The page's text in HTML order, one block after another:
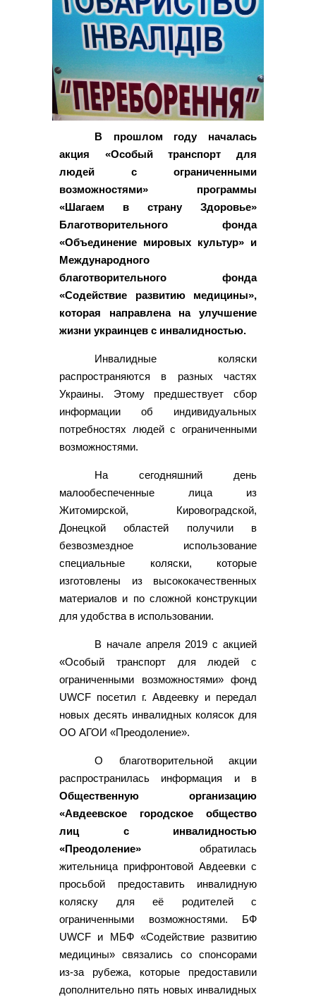
В прошлом году началась
акция «Особый транспорт для
людей с ограниченными
возможностями» программы
«Шагаем в страну Здоровье»
Благотворительного фонда
«Объединение мировых культур» и
Международного
благотворительного фонда
«Содействие развитию медицины»,
которая направлена на улучшение
жизни украинцев с инвалидностью.
Инвалидные коляски
распространяются в разных частях
Украины. Этому предшествует сбор
информации об индивидуальных
потребностях людей с ограниченными
возможностями.
На сегодняшний день
малообеспеченные лица из
Житомирской, Кировоградской,
Донецкой областей получили в
безвозмездное использование
специальные коляски, которые
изготовлены из высококачественных
материалов и по сложной конструкции
для удобства в использовании.
В начале апреля 2019 с акцией
«Особый транспорт для людей с
ограниченными возможностями» фонд
UWCF посетил г. Авдеевку и передал
новых десять инвалидных колясок для
ОО АГОИ «Преодоление».
О благотворительной акции
распространилась информация и в
Общественную организацию
«Авдеевское городское общество
лиц с инвалидностью
«Преодоление» обратилась
жительница прифронтовой Авдеевки с
просьбой предоставить инвалидную
коляску для её родителей с
ограниченными возможностями. БФ
UWCF и МБФ «Содействие развитию
медицины» связались со спонсорами
из-за рубежа, которые предоставили
дополнительно пять новых инвалидных